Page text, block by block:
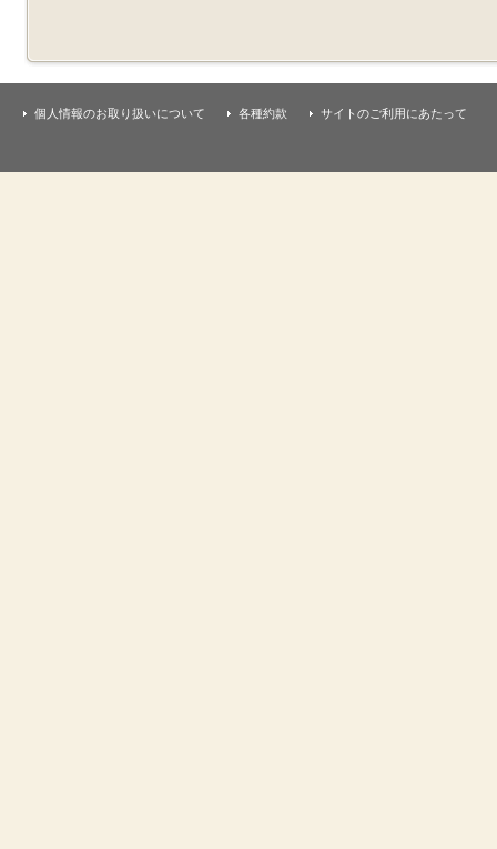
個人情報のお取り扱いについて 各種約款 サイトのご利用にあたって